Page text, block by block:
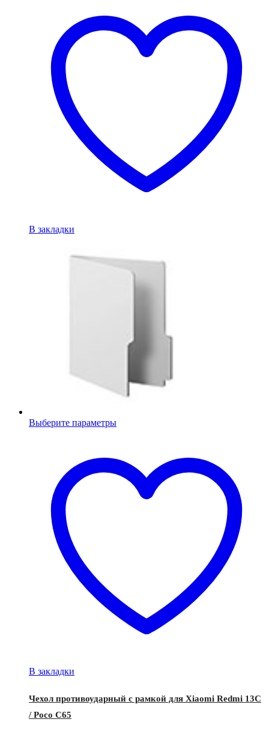
В закладки
Выберите параметры
В закладки
Чехол противоударный с рамкой для Xiaomi Redmi 13C
/ Poco C65